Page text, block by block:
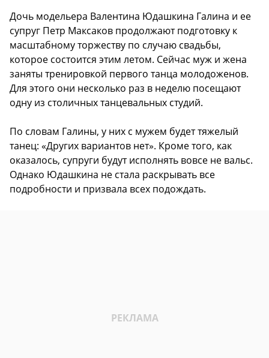
Дочь модельера Валентина Юдашкина Галина и ее
супруг Петр Максаков продолжают подготовку к
масштабному торжеству по случаю свадьбы,
которое состоится этим летом. Сейчас муж и жена
заняты тренировкой первого танца молодоженов.
Для этого они несколько раз в неделю посещают
одну из столичных танцевальных студий.
По словам Галины, у них с мужем будет тяжелый
танец: «Других вариантов нет». Кроме того, как
оказалось, супруги будут исполнять вовсе не вальс.
Однако Юдашкина не стала раскрывать все
подробности и призвала всех подождать.